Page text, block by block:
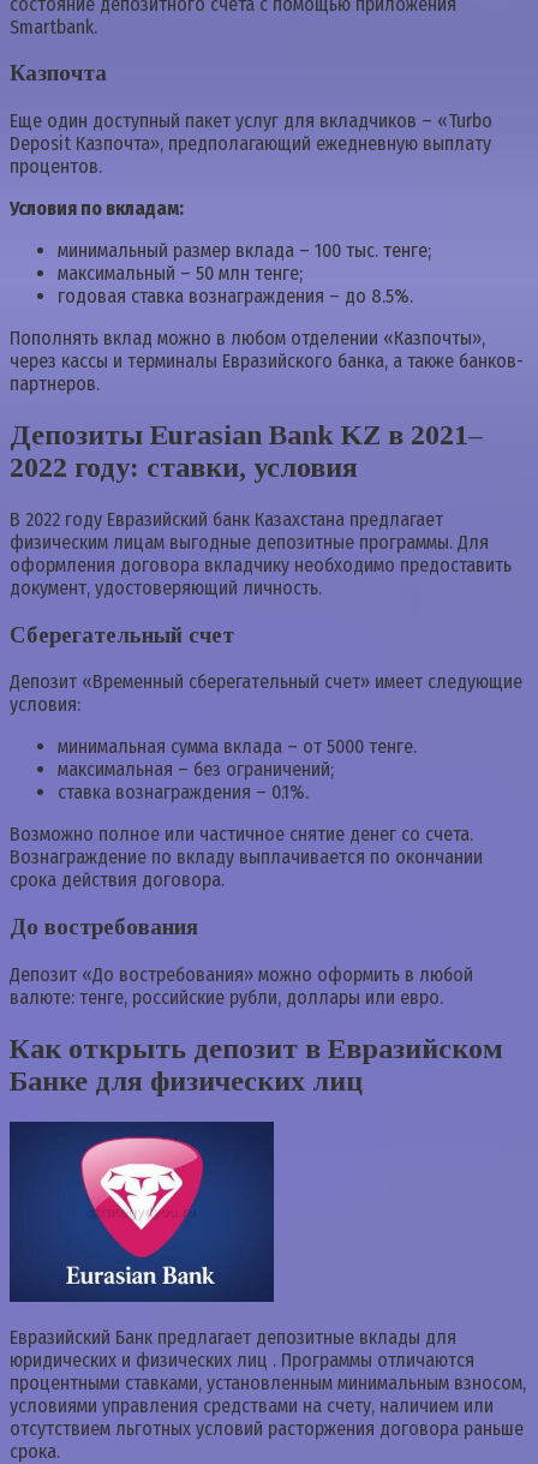
Smartbank.
Казпочта
Еще один доступный пакет услуг для вкладчиков – «Turbo
Deposit Казпочта», предполагающий ежедневную выплату
процентов.
Условия по вкладам:
минимальный размер вклада – 100 тыс. тенге;
максимальный – 50 млн тенге;
годовая ставка вознаграждения – до 8.5%.
Пополнять вклад можно в любом отделении «Казпочты»,
через кассы и терминалы Евразийского банка, а также банков-
партнеров.
Депозиты Eurasian Bank KZ в 2021–
2022 году: ставки, условия
В 2022 году Евразийский банк Казахстана предлагает
физическим лицам выгодные депозитные программы. Для
оформления договора вкладчику необходимо предоставить
документ, удостоверяющий личность.
Сберегательный счет
Депозит «Временный сберегательный счет» имеет следующие
условия:
минимальная сумма вклада – от 5000 тенге.
максимальная – без ограничений;
ставка вознаграждения – 0.1%.
Возможно полное или частичное снятие денег со счета.
Вознаграждение по вкладу выплачивается по окончании
срока действия договора.
До востребования
Депозит «До востребования» можно оформить в любой
валюте: тенге, российские рубли, доллары или евро.
Как открыть депозит в Евразийском
Банке для физических лиц
Евразийский Банк предлагает депозитные вклады для
юридических и физических лиц . Программы отличаются
процентными ставками, установленным минимальным взносом,
условиями управления средствами на счету, наличием или
отсутствием льготных условий расторжения договора раньше
срока.